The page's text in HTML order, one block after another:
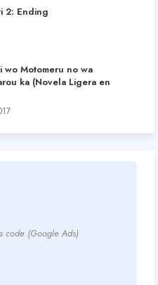
2: Ending
wo Motomeru no wa
ka (Novela Ligera en
code (Google Ads)